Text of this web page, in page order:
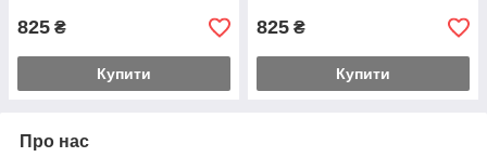
825 ₴
Купити
825 ₴
Купити
Про нас